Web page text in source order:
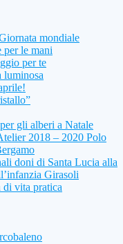
mondiale
per le mani
per te
luminosa
gli alberi a Natale
2018 – 2020 Polo
doni di Santa Lucia alla
Girasoli
vita pratica